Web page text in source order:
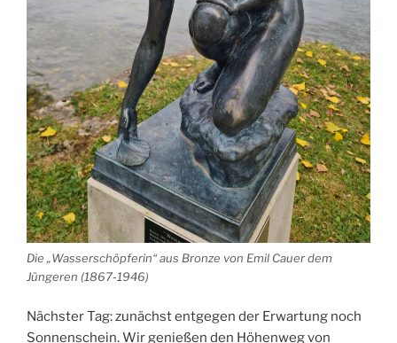
Die „Wasserschöpferin“ aus Bronze von Emil Cauer dem
Jüngeren (1867-1946)
Nächster Tag: zunächst entgegen der Erwartung noch
Sonnenschein. Wir genießen den Höhenweg von